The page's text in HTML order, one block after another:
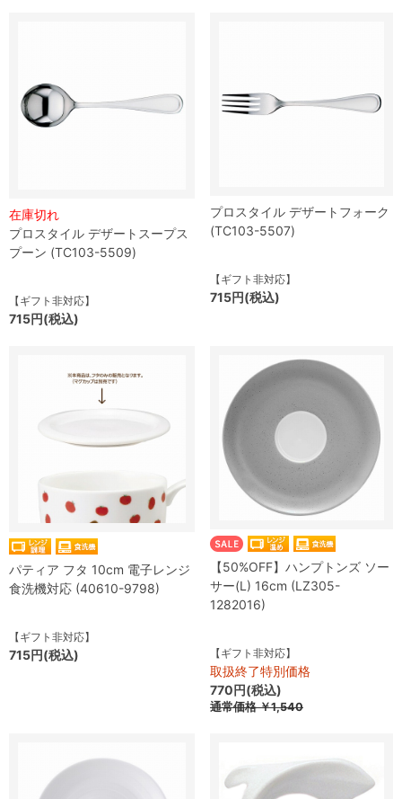
在庫切れ
プロスタイル デザートスープス
プーン (TC103-5509)
【ギフト非対応】
715円(税込)
プロスタイル デザートフォーク
(TC103-5507)
【ギフト非対応】
715円(税込)
パティア フタ 10cm 電子レンジ
食洗機対応 (40610-9798)
【ギフト非対応】
715円(税込)
【50%OFF】ハンプトンズ ソー
サー(L) 16cm (LZ305-
1282016)
【ギフト非対応】
取扱終了特別価格
770円(税込)
通常価格￥1,540